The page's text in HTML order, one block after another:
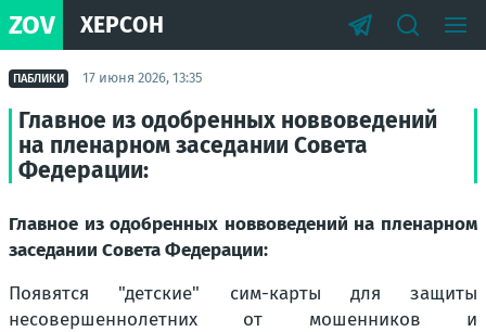
ZOV ХЕРСОН
ПАБЛИКИ 17 июня 2026, 13:35
Главное из одобренных новвоведений
на пленарном заседании Совета
Федерации:
Главное из одобренных новвоведений на пленарном
заседании Совета Федерации:
Появятся "детские" сим-карты для защиты
несовершеннолетних от мошенников и